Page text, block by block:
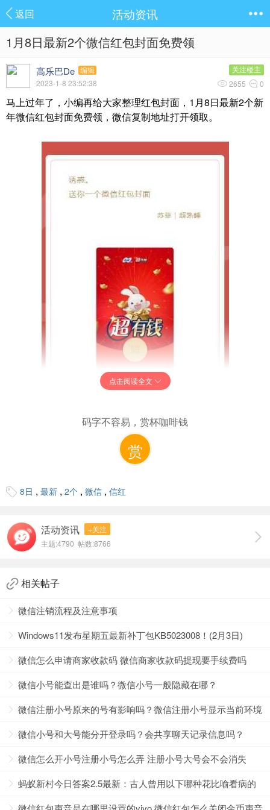
返回 活动资讯
1月8日最新2个微信红包封面免费领
高乐巴De 编辑
2023-1-8 23:52:38
关注楼主
2655 0
马上过年了，小编再给大家整理红包封面，1月8日最新2个新
年微信红包封面免费领，微信复制地址打开领取。
第1个：https://support.weixin.qq.com/cgi-bin/mmsupport-
signature=e0ebb09d4708b2103b7331226ab37e9ed50b20d
8967844125b7e87f215f6c16c&combinereceiveuri=NECwJ
QsiQ9Vv36vi&check_type=3
第2个：https://support.weixin.qq.com/cgi-bin/mmsupport-
receiveuri=njknAdeh6UC&check_type=1#wechat_redirect
点击阅读全文
码字不容易，赏杯咖啡钱
赏
8日 , 最新 , 2个 , 微信 , 信红
活动资讯
+关注
主题:4790 帖数:8766
相关帖子
微信注销流程及注意事项
Windows11发布星期五最新补丁包KB5023008！(2月3日)
微信怎么申请商家收款码 微信商家收款码提现要手续费吗
微信小号能查出是谁吗？微信小号一般隐藏在哪？
微信注册小号原来的号有影响吗？微信注册小号显示当前环境
账号异常说明原因？
微信小号和大号能分开登录吗？会共享聊天记录信息吗？
微信怎么开小号注册小号怎么弄 注册小号大号会不会消失
蚂蚁新村今日答案2.5最新：古人曾用以下哪种花比喻看病的
郎中？